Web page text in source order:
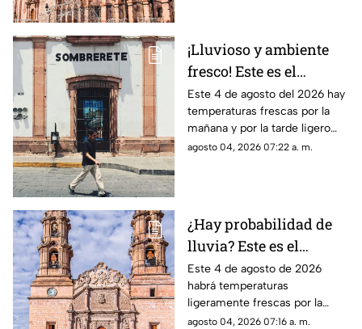
¡Lluvioso y ambiente
fresco! Este es el
pronóstico del clima en
Zacatecas HOY martes
4 de agosto
Este 4 de agosto del 2026 hay
temperaturas frescas por la
mañana y por la tarde ligero
calor; el clima de hoy en
agosto 04, 2026 07:22 a. m.
¿Hay probabilidad de
lluvia? Este es el
pronóstico del clima en
Aguascalientes hoy 4
de agosto
Este 4 de agosto de 2026
habrá temperaturas
ligeramente frescas por la
mañana y calor en el día; el
agosto 04, 2026 07:16 a. m.